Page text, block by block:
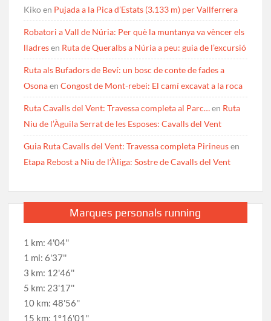
Kikoen Pujada a la Pica d’Estats (3.133 m) per Vallferrera
Robatori a Vall de Núria: Per què la muntanya va vèncer els
lladresen Ruta de Queralbs a Núria a peu: guia de l’excursió
Ruta als Bufadors de Beví: un bosc de conte de fades a
OsonaenCongost de Mont-rebei: El camí excavat a la roca
Ruta Cavalls del Vent: Travessa completa al Parc…en Ruta
Niu de l’Àguila Serrat de les Esposes: Cavalls del Vent
Guia Ruta Cavalls del Vent: Travessa completa Pirineusen
Etapa Rebost a Niu de l’Àliga: Sostre de Cavalls del Vent
Marques personals running
1 km: 4'04''
1 mi: 6'37''
3 km: 12'46''
5 km: 23'17''
10 km: 48'56''
15 km: 1º16'01''